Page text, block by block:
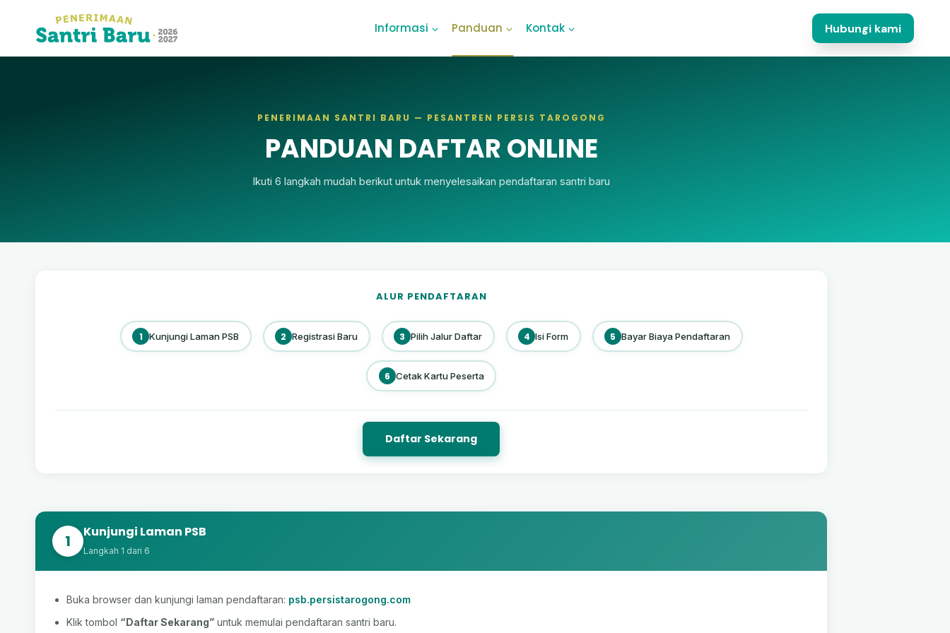
Informasi Panduan Kontak Hubungi kami
PENERIMAAN SANTRI BARU — PESANTREN PERSIS TAROGONG
PANDUAN DAFTAR ONLINE
Ikuti 6 langkah mudah berikut untuk menyelesaikan pendaftaran santri baru
ALUR PENDAFTARAN
1 Kunjungi Laman PSB 2 Registrasi Baru 3 Pilih Jalur Daftar 4 Isi Form 5 Bayar Biaya Pendaftaran
6 Cetak Kartu Peserta
Daftar Sekarang
1 Kunjungi Laman PSB
Langkah 1 dari 6
Buka browser dan kunjungi laman pendaftaran: psb.persistarogong.com
Klik tombol “Daftar Sekarang” untuk memulai pendaftaran santri baru.